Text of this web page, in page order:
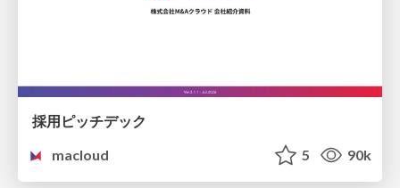
採用ピッチデック
macloud
5 90k